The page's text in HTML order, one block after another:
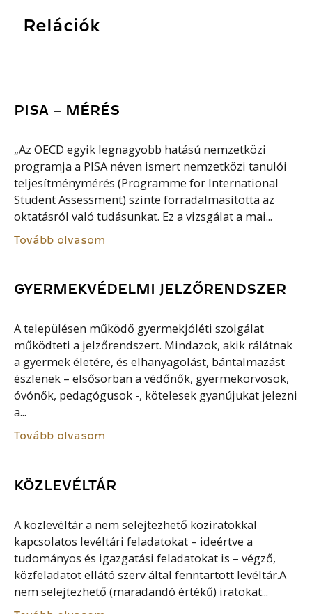
Relációk
PISA – MÉRÉS
„Az OECD egyik legnagyobb hatású nemzetközi
programja a PISA néven ismert nemzetközi tanulói
teljesítménymérés (Programme for International
Student Assessment) szinte forradalmasította az
oktatásról való tudásunkat. Ez a vizsgálat a mai...
Tovább olvasom
GYERMEKVÉDELMI JELZŐRENDSZER
A településen működő gyermekjóléti szolgálat
működteti a jelzőrendszert. Mindazok, akik rálátnak
a gyermek életére, és elhanyagolást, bántalmazást
észlenek – elsősorban a védőnők, gyermekorvosok,
óvónők, pedagógusok -, kötelesek gyanújukat jelezni
a...
Tovább olvasom
KÖZLEVÉLTÁR
A közlevéltár a nem selejtezhető köziratokkal
kapcsolatos levéltári feladatokat – ideértve a
tudományos és igazgatási feladatokat is – végző,
közfeladatot ellátó szerv által fenntartott levéltár.A
nem selejtezhető (maradandó értékű) iratokat...